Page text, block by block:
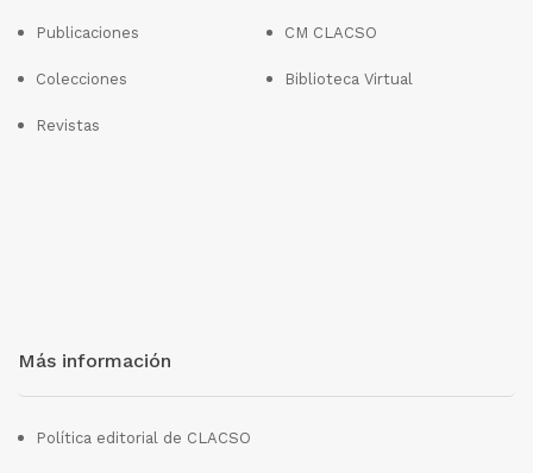
Publicaciones
Colecciones
Revistas
CM CLACSO
Biblioteca Virtual
Más información
Política editorial de CLACSO